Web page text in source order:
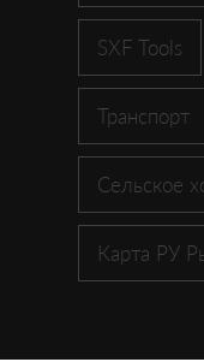
SXF Tools
Транспорт
Сельское
Карта РУ